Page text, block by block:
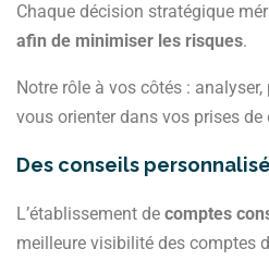
Chaque décision stratégique
afin de minimiser les risques.
Notre rôle à vos côtés :
vous orienter dans vos prises de
Des conseils
L’établissement de comptes
meilleure visibilité des comptes